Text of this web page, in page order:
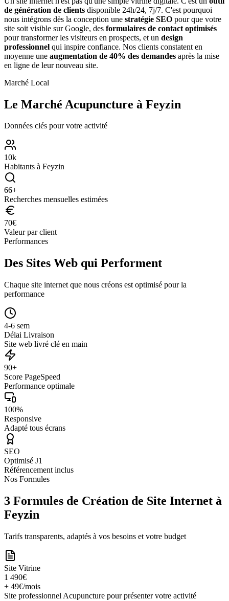
de génération de clients disponible 24h/24, 7j/7. C'est pourquoi
nous intégrons dès la conception une stratégie SEO pour que votre
site soit visible sur Google, des formulaires de contact optimisés
pour transformer les visiteurs en prospects, et un design
professionnel qui inspire confiance. Nos clients constatent en
moyenne une augmentation de 40% des demandes après la mise
en ligne de leur nouveau site.
Marché Local
Le Marché Acupuncture à Feyzin
Données clés pour votre activité
10k
Habitants à Feyzin
66+
Recherches mensuelles estimées
70€
Valeur par client
Performances
Des Sites Web qui Performent
Chaque site internet que nous créons est optimisé pour la
performance
4-6 sem
Délai Livraison
Site web livré clé en main
90+
Score PageSpeed
Performance optimale
100%
Responsive
Adapté tous écrans
SEO
Optimisé J1
Référencement inclus
Nos Formules
3 Formules de Création de Site Internet à
Feyzin
Tarifs transparents, adaptés à vos besoins et votre budget
Site Vitrine
1 490€
+ 49€/mois
Site professionnel Acupuncture pour présenter votre activité